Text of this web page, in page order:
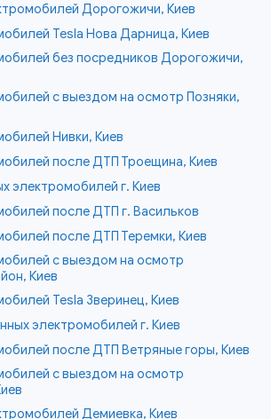
Дорогожичи, Киев
Tesla Нова Дарница, Киев
без посредников Дорогожичи,
с выездом на осмотр Позняки,
Нивки, Киев
после ДТП Троещина, Киев
электромобилей г. Киев
после ДТП г. Васильков
после ДТП Теремки, Киев
с выездом на осмотр
Киев
Tesla Зверинец, Киев
электромобилей г. Киев
после ДТП Ветряные горы, Киев
с выездом на осмотр
Демиевка, Киев